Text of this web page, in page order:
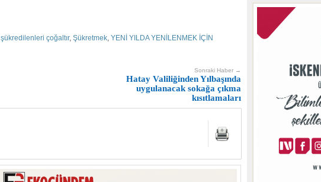
şükredilenleri çoğaltır, Şükretmek YENİ YILDA YENİLENMEK İÇİN
Sonraki Haber →
Hatay Valiliğinden Yılbaşında
uygulanacak sokağa çıkma
kısıtlamaları